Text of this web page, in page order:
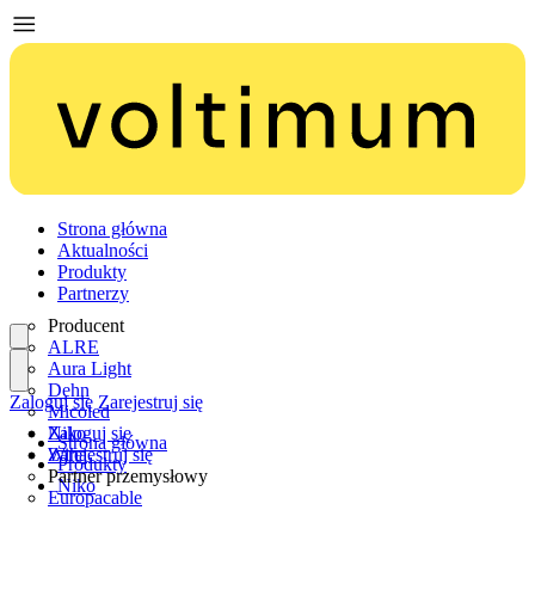
Strona główna
Aktualności
Produkty
Partnerzy
Producent
ALRE
Aura Light
Dehn
Micoled
Niko
Wiha
Partner przemysłowy
Europacable
Zaloguj się
Zarejestruj się
Zaloguj się Zarejestruj się
Strona główna
Produkty
Niko